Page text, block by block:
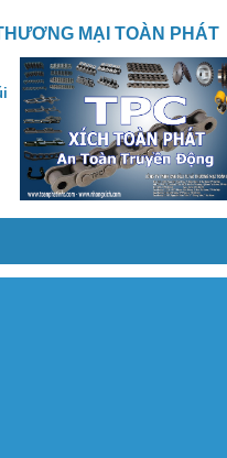
MẠI TOÀN PHÁT